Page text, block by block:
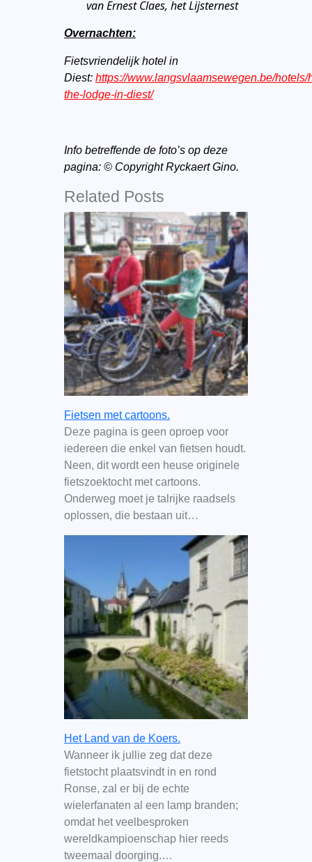
van Ernest Claes, het Lijsternest
Overnachten:
Fietsvriendelijk hotel in
Diest: https://www.langsvlaamsewegen.be/hotels/
the-lodge-in-diest/
Info betreffende de foto’s op deze
pagina: © Copyright Ryckaert Gino.
Related Posts
Fietsen met cartoons.
Deze pagina is geen oproep voor
iedereen die enkel van fietsen houdt.
Neen, dit wordt een heuse originele
fietszoektocht met cartoons.
Onderweg moet je talrijke raadsels
oplossen, die bestaan uit…
Het Land van de Koers.
Wanneer ik jullie zeg dat deze
fietstocht plaatsvindt in en rond
Ronse, zal er bij de echte
wielerfanaten al een lamp branden;
omdat het veelbesproken
wereldkampioenschap hier reeds
tweemaal doorging.…